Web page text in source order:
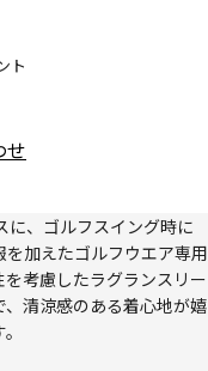
ト
せ
に、ゴルフスイング時に
加えたゴルフウエア専用
考慮したラグランスリー
清涼感のある着心地が嬉